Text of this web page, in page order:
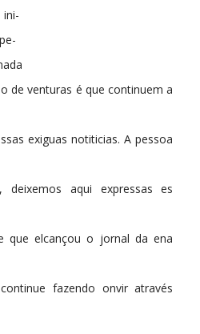
de venturas é que continuem a
exiguas notiticias. A pessoa
aqui expressas es
que elcançou o jornal da ena
fazendo onvir através